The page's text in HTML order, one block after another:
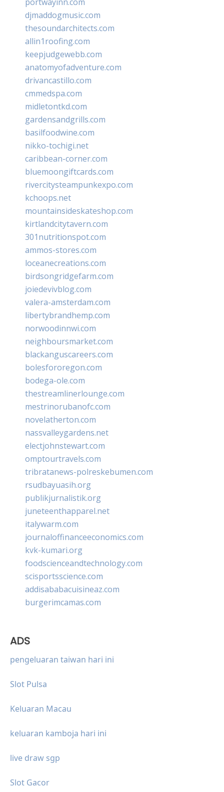
djmaddogmusic.com
thesoundarchitects.com
allin1roofing.com
keepjudgewebb.com
anatomyofadventure.com
drivancastillo.com
cmmedspa.com
midletontkd.com
gardensandgrills.com
basilfoodwine.com
nikko-tochigi.net
caribbean-corner.com
bluemoongiftcards.com
rivercitysteampunkexpo.com
kchoops.net
mountainsideskateshop.com
kirtlandcitytavern.com
301nutritionspot.com
ammos-stores.com
loceanecreations.com
birdsongridgefarm.com
joiedevivblog.com
valera-amsterdam.com
libertybrandhemp.com
norwoodinnwi.com
neighboursmarket.com
blackanguscareers.com
bolesfororegon.com
bodega-ole.com
thestreamlinerlounge.com
mestrinorubanofc.com
novelatherton.com
nassvalleygardens.net
electjohnstewart.com
omptourtravels.com
tribratanews-polreskebumen.com
rsudbayuasih.org
publikjurnalistik.org
juneteenthapparel.net
italywarm.com
journaloffinanceeconomics.com
kvk-kumari.org
foodscienceandtechnology.com
scisportsscience.com
addisababacuisineaz.com
burgerimcamas.com
ADS
pengeluaran taiwan hari ini
Slot Pulsa
Keluaran Macau
keluaran kamboja hari ini
live draw sgp
Slot Gacor